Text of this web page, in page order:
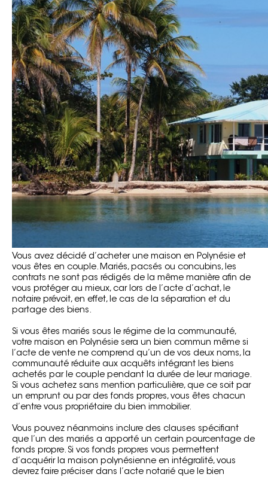
Vous avez décidé d’acheter une maison en Polynésie et
vous êtes en couple. Mariés, pacsés ou concubins, les
contrats ne sont pas rédigés de la même manière afin de
vous protéger au mieux, car lors de l’acte d’achat, le
notaire prévoit, en effet, le cas de la séparation et du
partage des biens.
Si vous êtes mariés sous le régime de la communauté,
votre maison en Polynésie sera un bien commun même si
l’acte de vente ne comprend qu’un de vos deux noms, la
communauté réduite aux acquêts intégrant les biens
achetés par le couple pendant la durée de leur mariage.
Si vous achetez sans mention particulière, que ce soit par
un emprunt ou par des fonds propres, vous êtes chacun
d’entre vous propriétaire du bien immobilier.
Vous pouvez néanmoins inclure des clauses spécifiant
que l’un des mariés a apporté un certain pourcentage de
fonds propre. Si vos fonds propres vous permettent
d’acquérir la maison polynésienne en intégralité, vous
devrez faire préciser dans l’acte notarié que le bien